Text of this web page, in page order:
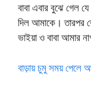
বাবা এবার বুঝে গেল
দিল আমাকে।
ভাইয়া ও বাবা আমার
বাড়ায় চুমু সময় পেলে